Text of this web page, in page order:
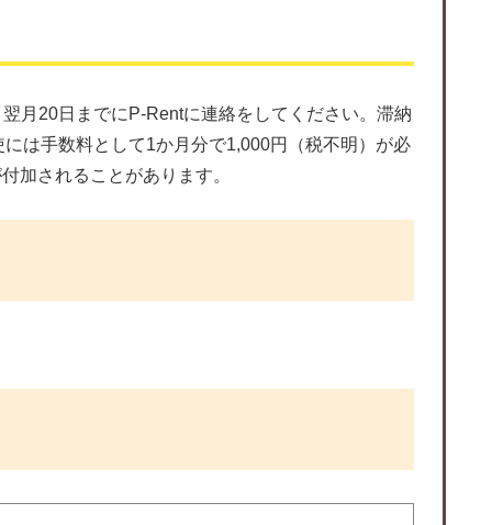
月20日までにP-Rentに連絡をしてください。滞納
は手数料として1か月分で1,000円（税不明）が必
加されることがあります。